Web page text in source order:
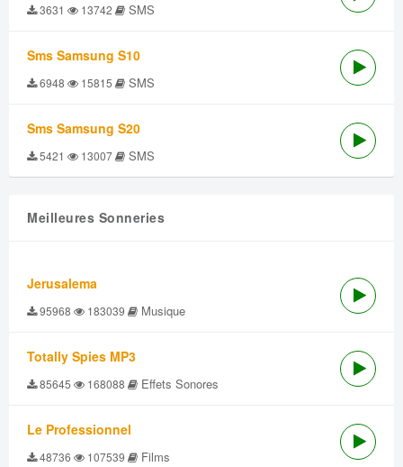
3631 13742 SMS
Sms Samsung S10
6948 15815 SMS
Sms Samsung S20
5421 13007 SMS
Meilleures Sonneries
Jerusalema
95968 183039 Musique
Totally Spies MP3
85645 168088 Effets Sonores
Le Professionnel
48736 107539 Films